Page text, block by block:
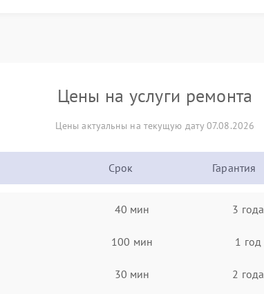
Цены на услуги ремонта
Цены актуальны на текущую дату 07.08.2026
Срок Гарантия
40 мин 3 года
100 мин 1 год
30 мин 2 года